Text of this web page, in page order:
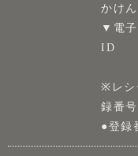
かけん
▼電子
ID
※レシ
録番
●登録